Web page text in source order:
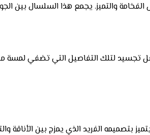
والتميز. يجمع هذا السلسال بين
لتلك التفاصيل التي تضفي لمسة من
بتصميمه الفريد الذي يمزج بين